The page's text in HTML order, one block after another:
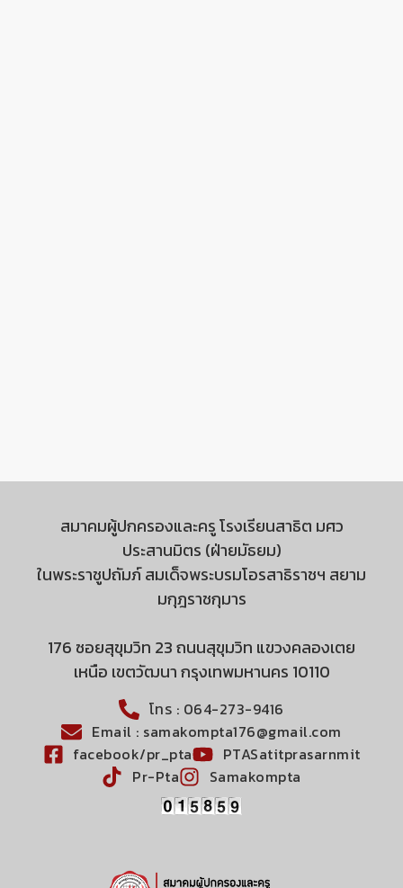
สมาคมผู้ปกครองและครู โรงเรียนสาธิต มศว
ประสานมิตร (ฝ่ายมัธยม)
ในพระราชูปถัมภ์ สมเด็จพระบรมโอรสาธิราชฯ สยาม
มกุฎราชกุมาร
176 ซอยสุขุมวิท 23 ถนนสุขุมวิท แขวงคลองเตย
เหนือ เขตวัฒนา กรุงเทพมหานคร 10110
โทร : 064-273-9416
Email : samakompta176@gmail.com
facebook/pr_pta
PTASatitprasarnmit
Pr-Pta
Samakompta